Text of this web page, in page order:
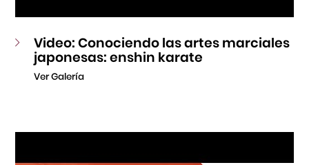
Video: Conociendo las artes marciales
japonesas: enshin karate
Ver Galería